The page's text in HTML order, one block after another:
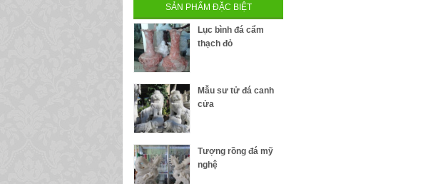
SẢN PHẨM ĐẶC BIỆT
Lục bình đá cẩm
thạch đỏ
Mẫu sư tử đá canh
cửa
Tượng rồng đá mỹ
nghệ